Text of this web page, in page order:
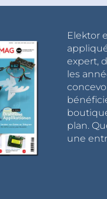
Elektor
expert,
les
plan.
une